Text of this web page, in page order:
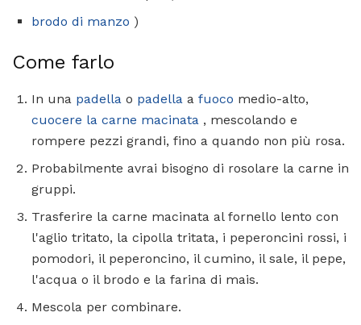
brodo di manzo )
Come farlo
In una padella o padella a fuoco medio-alto,
cuocere la carne macinata , mescolando e
rompere pezzi grandi, fino a quando non più rosa.
Probabilmente avrai bisogno di rosolare la carne in
gruppi.
Trasferire la carne macinata al fornello lento con
l'aglio tritato, la cipolla tritata, i peperoncini rossi, i
pomodori, il peperoncino, il cumino, il sale, il pepe,
l'acqua o il brodo e la farina di mais.
Mescola per combinare.